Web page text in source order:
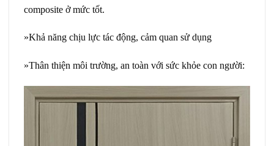
composite ở mức tốt.
»Khả năng chịu lực tác động, cảm quan sử dụng
»Thân thiện môi trường, an toàn với sức khỏe con người: